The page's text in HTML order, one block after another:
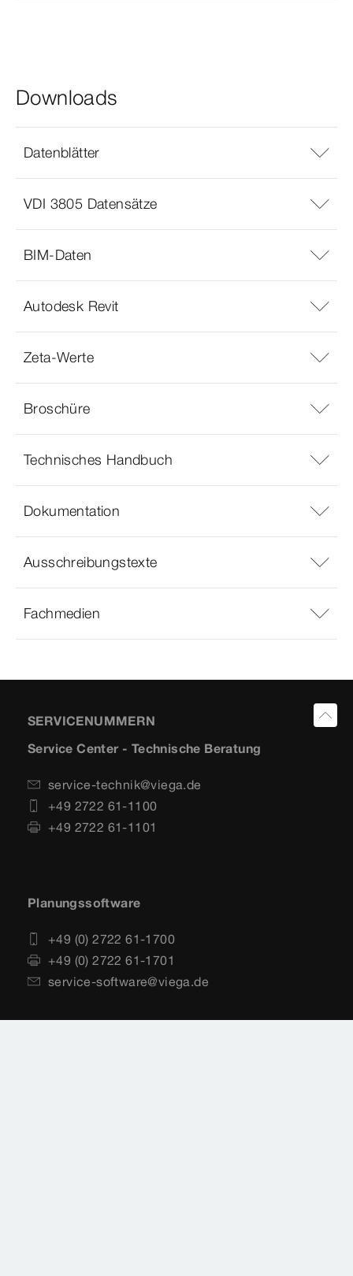
Downloads
Datenblätter
VDI 3805 Datensätze
BIM-Daten
Autodesk Revit
Zeta-Werte
Broschüre
Technisches Handbuch
Dokumentation
Ausschreibungstexte
Fachmedien
SERVICENUMMERN
Service Center - Technische Beratung
service-technik@viega.de
+49 2722 61-1100
+49 2722 61-1101
Planungssoftware
+49 (0) 2722 61-1700
+49 (0) 2722 61-1701
service-software@viega.de